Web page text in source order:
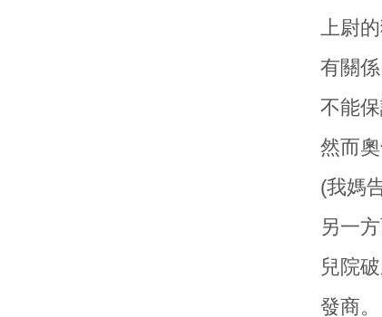
上尉
有關
不能
然而
(我媽
另一
兒院
發商